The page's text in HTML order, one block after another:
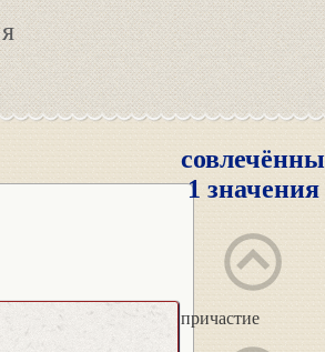
я
1 значения
причастие